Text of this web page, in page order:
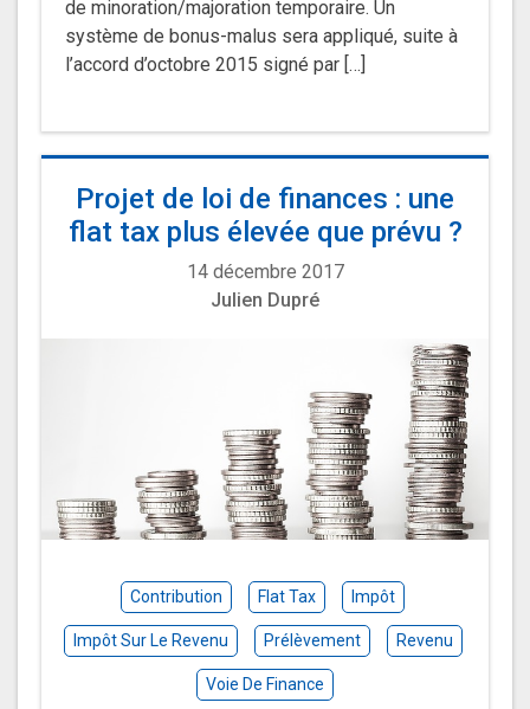
de minoration/majoration temporaire. Un
système de bonus-malus sera appliqué, suite à
l’accord d’octobre 2015 signé par […]
Projet de loi de finances : une
flat tax plus élevée que prévu ?
14 décembre 2017
Julien Dupré
Contribution Flat Tax Impôt
Impôt Sur Le Revenu Prélèvement Revenu
Voie De Finance